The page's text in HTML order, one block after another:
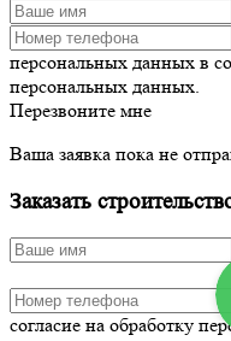
персональных данных в
персональных данных.
Перезвоните мне
Ваша заявка пока не
Заказать
согласие на обработку